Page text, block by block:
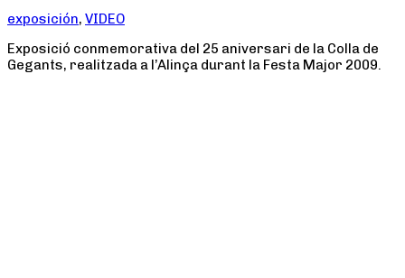
exposición, VIDEO
Exposició conmemorativa del 25 aniversari de la Colla de
Gegants, realitzada a l’Alinça durant la Festa Major 2009.